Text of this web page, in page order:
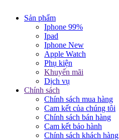
Sản phẩm
Iphone 99%
Ipad
Iphone New
Apple Watch
Phụ kiện
Khuyến mãi
Dịch vụ
Chính sách
Chính sách mua hàng
Cam kết của chúng tôi
Chính sách bán hàng
Cam kết bảo hành
Chính sách khách hàng